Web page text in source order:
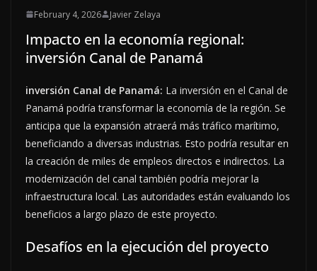
February 4, 2026 Javier Zelaya
Impacto en la economía regional:
inversión Canal de Panamá
inversión Canal de Panamá: La inversión en el Canal de
Panamá podría transformar la economía de la región. Se
anticipa que la expansión atraerá más tráfico marítimo,
beneficiando a diversas industrias. Esto podría resultar en
la creación de miles de empleos directos e indirectos. La
modernización del canal también podría mejorar la
infraestructura local. Las autoridades están evaluando los
beneficios a largo plazo de este proyecto.
Desafíos en la ejecución del proyecto